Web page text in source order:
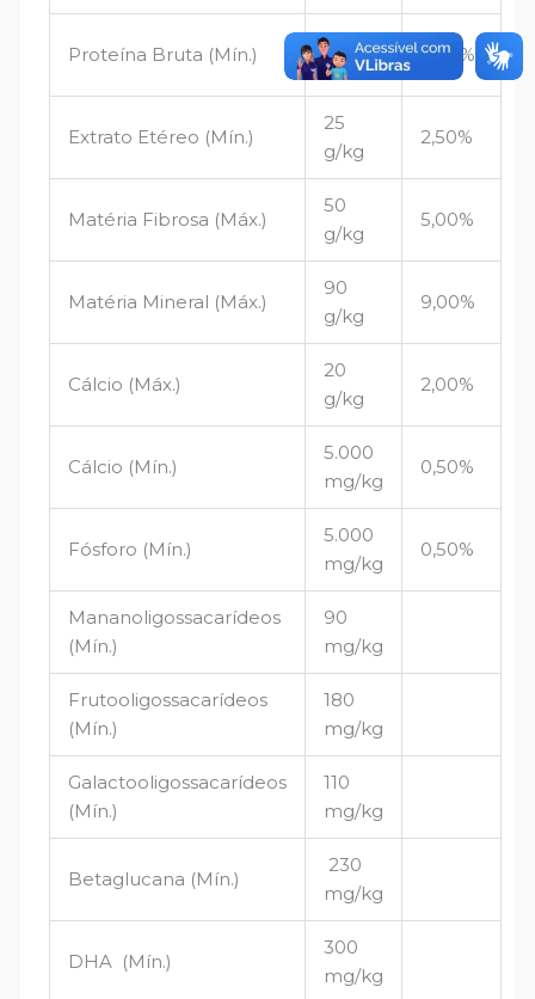
Proteína Bruta (Mín.)
80
g/kg
8,00%
Extrato Etéreo (Mín.)
25
g/kg
2,50%
Matéria Fibrosa (Máx.)
50
g/kg
5,00%
Matéria Mineral (Máx.)
90
g/kg
9,00%
Cálcio (Máx.)
20
g/kg
2,00%
Cálcio (Mín.)
5.000
mg/kg
0,50%
Fósforo (Mín.)
5.000
mg/kg
0,50%
Mananoligossacarídeos
(Mín.)
90
mg/kg
Frutooligossacarídeos
(Mín.)
180
mg/kg
Galactooligossacarídeos
(Mín.)
110
mg/kg
Betaglucana (Mín.)
230
mg/kg
DHA (Mín.)
300
mg/kg